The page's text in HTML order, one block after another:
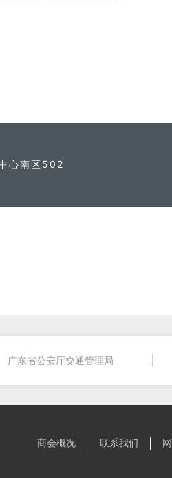
心南区502
广东省公安厅交通管理局
商会概况 联系我们